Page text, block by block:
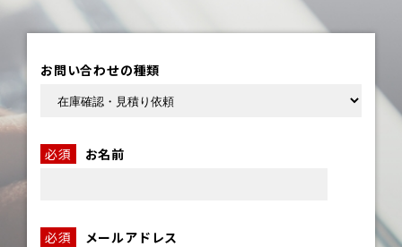
お問い合わせの種類
必須 お名前
必須 メールアドレス